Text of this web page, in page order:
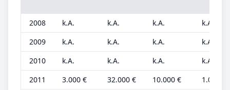
2008 k.A. k.A. k.A.
k.A.
2009
k.A. k.A. k.A.
k.A.
2010
k.A. k.A. k.A.
k.A.
2011
3.000 € 32.000 € 10.000 €
1.000 €